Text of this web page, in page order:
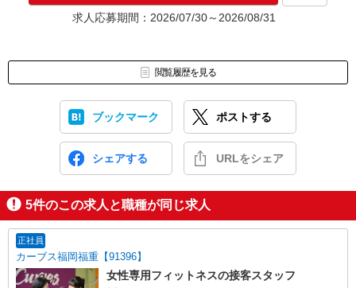
求人応募期間：2026/07/30～2026/08/31
閲覧履歴を見る
ブックマーク ポストする
シェアする URLをシェア
5件のこの求人と職種が同じ求人
正社員
カーブス福岡福重【91396】
女性専用フィットネスの接客スタッフ